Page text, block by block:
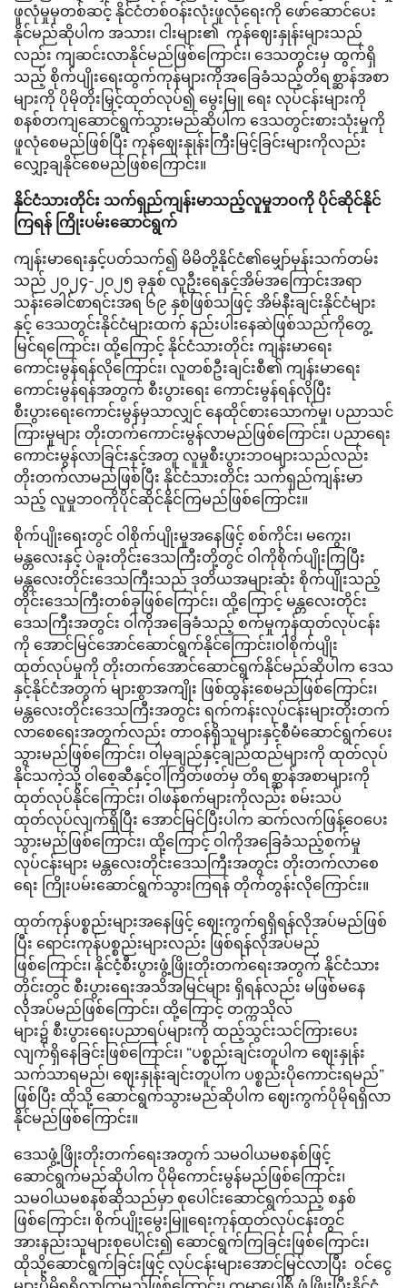
ဖူလုံမှုမှတစ်ဆင့် နိုင်ငံတစ်ဝန်းလုံးဖူလုံရေးကို ဖော်ဆောင်ပေး
နိုင်မည်ဆိုပါက အသား၊ ငါးများ၏ ကုန်ဈေးနှုန်းများသည်
လည်း ကျဆင်းလာနိုင်မည်ဖြစ်ကြောင်း၊ ဒေသတွင်းမှ ထွက်ရှိ
သည့် စိုက်ပျိုးရေးထွက်ကုန်များကိုအခြေခံသည့်တိရစ္ဆာန်အစာ
များကို ပိုမိုတိုးမြှင့်ထုတ်လုပ်၍ မွေးမြူ ရေး လုပ်ငန်းများကို
စနစ်တကျဆောင်ရွက်သွားမည်ဆိုပါက ဒေသတွင်းစားသုံးမှုကို
ဖူလုံစေမည်ဖြစ်ပြီး ကုန်ဈေးနှုန်းကြီးမြင့်ခြင်းများကိုလည်း
လျှော့ချနိုင်စေမည်ဖြစ်ကြောင်း။
နိုင်ငံသားတိုင်း သက်ရှည်ကျန်းမာသည့်လူမှုဘဝကို ပိုင်ဆိုင်နိုင်
ကြရန် ကြိုးပမ်းဆောင်ရွက်
ကျန်းမာရေးနှင့်ပတ်သက်၍ မိမိတို့နိုင်ငံ၏မျှော်မှန်းသက်တမ်း
သည် ၂၀၂၄-၂၀၂၅ ခုနှစ် လူဦးရေနှင့်အိမ်အကြောင်းအရာ
သန်းခေါင်စာရင်းအရ ၆၉ နှစ်ဖြစ်သဖြင့် အိမ်နီးချင်းနိုင်ငံများ
နှင့် ဒေသတွင်းနိုင်ငံများထက် နည်းပါးနေဆဲဖြစ်သည်ကိုတွေ့
မြင်ရကြောင်း၊ ထို့ကြောင့် နိုင်ငံသားတိုင်း ကျန်းမာရေး
ကောင်းမွန်ရန်လိုကြောင်း၊ လူတစ်ဦးချင်းစီ၏ ကျန်းမာရေး
ကောင်းမွန်ရန်အတွက် စီးပွားရေး ကောင်းမွန်ရန်လိုပြီး
စီးပွားရေးကောင်းမွန်မှသာလျှင် နေထိုင်စားသောက်မှု၊ ပညာသင်
ကြားမှုများ တိုးတက်ကောင်းမွန်လာမည်ဖြစ်ကြောင်း၊ ပညာရေး
ကောင်းမွန်လာခြင်းနှင့်အတူ လူမှုစီးပွားဘဝများသည်လည်း
တိုးတက်လာမည်ဖြစ်ပြီး နိုင်ငံသားတိုင်း သက်ရှည်ကျန်းမာ
သည့် လူမှုဘဝကိုပိုင်ဆိုင်နိုင်ကြမည်ဖြစ်ကြောင်း။
စိုက်ပျိုးရေးတွင် ဝါစိုက်ပျိုးမှုအနေဖြင့် စစ်ကိုင်း၊ မကွေး၊
မန္တလေးနှင့် ပဲခူးတိုင်းဒေသကြီးတို့တွင် ဝါကိုစိုက်ပျိုးကြပြီး
မန္တလေးတိုင်းဒေသကြီးသည် ဒုတိယအများဆုံး စိုက်ပျိုးသည့်
တိုင်းဒေသကြီးတစ်ခုဖြစ်ကြောင်း၊ ထို့ကြောင့် မန္တလေးတိုင်း
ဒေသကြီးအတွင်း ဝါကိုအခြေခံသည့် စက်မှုကုန်ထုတ်လုပ်ငန်း
ကို အောင်မြင်အောင်ဆောင်ရွက်နိုင်ကြောင်း၊ဝါစိုက်ပျိုး
ထုတ်လုပ်မှုကို တိုးတက်အောင်ဆောင်ရွက်နိုင်မည်ဆိုပါက ဒေသ
နှင့်နိုင်ငံအတွက် များစွာအကျိုး ဖြစ်ထွန်းစေမည်ဖြစ်ကြောင်း၊
မန္တလေးတိုင်းဒေသကြီးအတွင်း ရက်ကန်းလုပ်ငန်းများတိုးတက်
လာစေရေးအတွက်လည်း တာဝန်ရှိသူများနှင့်စီမံဆောင်ရွက်ပေး
သွားမည်ဖြစ်ကြောင်း၊ ဝါမှချည်နှင့်ချည်ထည်များကို ထုတ်လုပ်
နိုင်သကဲ့သို့ ဝါစေ့ဆီနှင့်ဝါကြိတ်ဖတ်မှ တိရစ္ဆာန်အစာများကို
ထုတ်လုပ်နိုင်ကြောင်း၊ ဝါဖန်စက်များကိုလည်း စမ်းသပ်
ထုတ်လုပ်လျက်ရှိပြီး အောင်မြင်ပြီးပါက ဆက်လက်ဖြန့်ဝေပေး
သွားမည်ဖြစ်ကြောင်း၊ ထို့ကြောင့် ဝါကိုအခြေခံသည့်စက်မှု
လုပ်ငန်းများ မန္တလေးတိုင်းဒေသကြီးအတွင်း တိုးတက်လာစေ
ရေး ကြိုးပမ်းဆောင်ရွက်သွားကြရန် တိုက်တွန်းလိုကြောင်း။
ထုတ်ကုန်ပစ္စည်းများအနေဖြင့် ဈေးကွက်ရရှိရန်လိုအပ်မည်ဖြစ်
ပြီး ရောင်းကုန်ပစ္စည်းများလည်း ဖြစ်ရန်လိုအပ်မည်
ဖြစ်ကြောင်း၊ နိုင်ငံ့စီးပွားဖွံ့ဖြိုးတိုးတက်ရေးအတွက် နိုင်ငံသား
တိုင်းတွင် စီးပွားရေးအသိအမြင်များ ရှိရန်လည်း မဖြစ်မနေ
လိုအပ်မည်ဖြစ်ကြောင်း၊ ထို့ကြောင့် တက္ကသိုလ်
များ၌ စီးပွားရေးပညာရပ်များကို ထည့်သွင်းသင်ကြားပေး
လျက်ရှိနေခြင်းဖြစ်ကြောင်း၊ “ပစ္စည်းချင်းတူပါက ဈေးနှုန်း
သက်သာရမည်၊ ဈေးနှုန်းချင်းတူပါက ပစ္စည်းပိုကောင်းရမည်”
ဖြစ်ပြီး ထိုသို့ ဆောင်ရွက်သွားမည်ဆိုပါက ဈေးကွက်ပိုမိုရရှိလာ
နိုင်မည်ဖြစ်ကြောင်း။
ဒေသဖွံ့ဖြိုးတိုးတက်ရေးအတွက် သမဝါယမစနစ်ဖြင့်
ဆောင်ရွက်မည်ဆိုပါက ပိုမိုကောင်းမွန်မည်ဖြစ်ကြောင်း၊
သမဝါယမစနစ်ဆိုသည်မှာ စုပေါင်းဆောင်ရွက်သည့် စနစ်
ဖြစ်ကြောင်း၊ စိုက်ပျိုးမွေးမြူရေးကုန်ထုတ်လုပ်ငန်းတွင်
အားနည်းသူများစုပေါင်း၍ ဆောင်ရွက်ကြခြင်းဖြစ်ကြောင်း၊
ထိုသို့ဆောင်ရွက်ခြင်းဖြင့် လုပ်ငန်းများအောင်မြင်လာပြီး ဝင်ငွေ